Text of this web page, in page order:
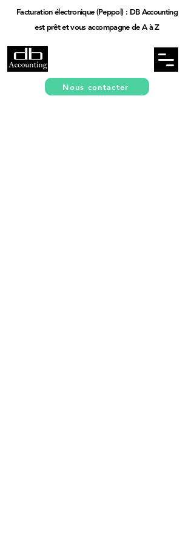
Nous contacter
Facturation électronique (Peppol) : DB Accounting
est prêt et vous accompagne de A à Z